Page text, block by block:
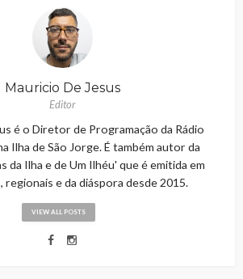
Mauricio De Jesus
Editor
é o Diretor de Programação da Rádio
Ilha de São Jorge. É também autor da
da Ilha e de Um Ilhéu' que é emitida em
regionais e da diáspora desde 2015.
VIEW ALL POSTS